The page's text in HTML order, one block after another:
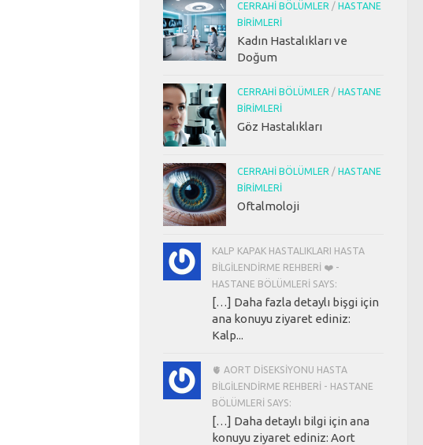
CERRAHI BÖLÜMLER / HASTANE
BIRIMLERI
Kadın Hastalıkları ve
Doğum
CERRAHI BÖLÜMLER / HASTANE
BIRIMLERI
Göz Hastalıkları
CERRAHI BÖLÜMLER / HASTANE
BIRIMLERI
Oftalmoloji
KALP KAPAK HASTALIKLARI HASTA
BILGILENDIRME REHBERI ❤️ -
HASTANE BÖLÜMLERI SAYS:
[…] Daha fazla detaylı bişgi için
ana konuyu ziyaret ediniz:
Kalp...
🫀 AORT DISEKSIYONU HASTA
BILGILENDIRME REHBERI - HASTANE
BÖLÜMLERI SAYS:
[…] Daha detaylı bilgi için ana
konuyu ziyaret ediniz: Aort